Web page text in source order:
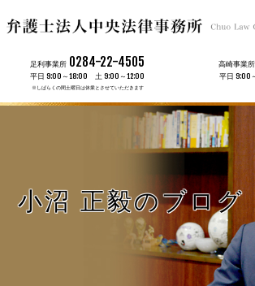
高崎事業所
平日 9:00
足利事業所 0284-22-4505
平日 9:00～18:00 土 9:00～12:00
※しばらくの間土曜日は休業とさせていただきます
小沼 正毅のブログ